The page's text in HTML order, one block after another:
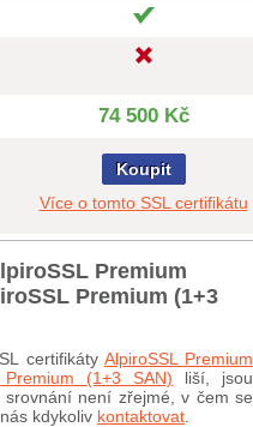
74 500 Kč
Koupit
Více o tomto SSL certifikátu
Premium
Premium (1+3
certifikáty AlpiroSSL Premium
Premium (1+3 SAN) liší, jsou
není zřejmé, v čem se
kdykoliv kontaktovat